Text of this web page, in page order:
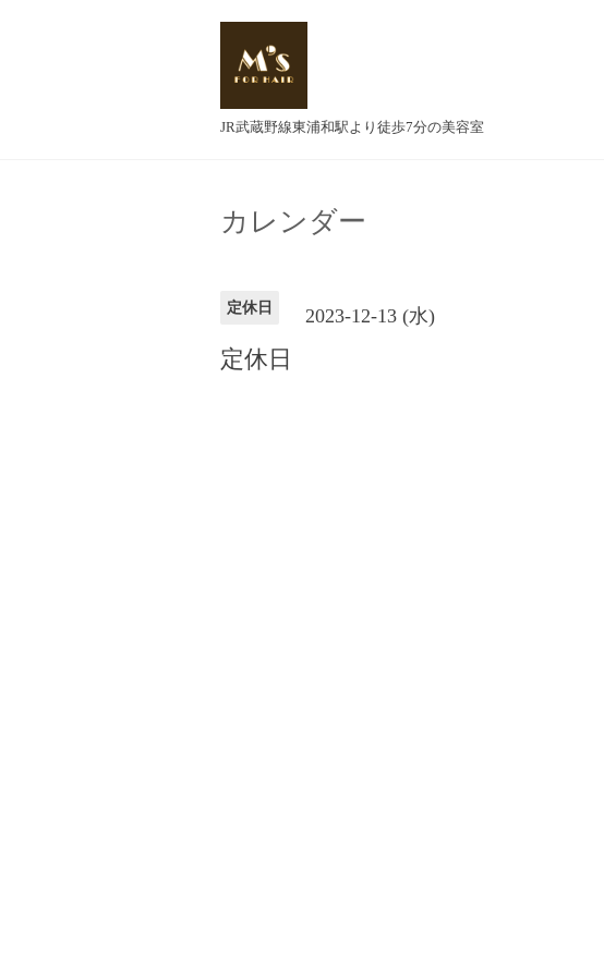
JR武蔵野線東浦和駅より徒歩7分の美容室
カレンダー
定休日 2023-12-13 (水)
定休日